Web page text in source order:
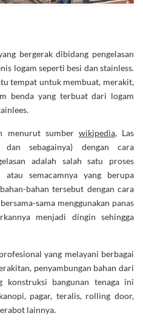
bergerak dibidang pengelasan
logam seperti besi dan stainless.
tempat untuk membuat, merakit,
benda yang terbuat dari logam
menurut sumber wikipedia, Las
dan sebagainya) dengan cara
adalah salah satu proses
semacamnya yang berupa
bahan tersebut dengan cara
sama menggunakan panas
menjadi dingin sehingga
yang melayani berbagai
penyambungan bahan dari
konstruksi bangunan tenaga ini
pagar, teralis, rolling door,
lainnya.